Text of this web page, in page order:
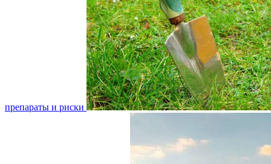
препараты и риски